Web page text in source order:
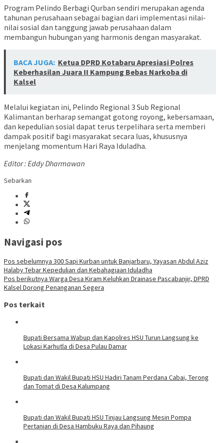
Program Pelindo Berbagi Qurban sendiri merupakan agenda
tahunan perusahaan sebagai bagian dari implementasi nilai-
nilai sosial dan tanggung jawab perusahaan dalam
membangun hubungan yang harmonis dengan masyarakat.
BACA JUGA: Ketua DPRD Kotabaru Apresiasi Polres
Keberhasilan Juara II Kampung Bebas Narkoba di
Kalsel
Melalui kegiatan ini, Pelindo Regional 3 Sub Regional
Kalimantan berharap semangat gotong royong, kebersamaan,
dan kepedulian sosial dapat terus terpelihara serta memberi
dampak positif bagi masyarakat secara luas, khususnya
menjelang momentum Hari Raya Iduladha.
Editor : Eddy Dharmawan
Sebarkan
Navigasi pos
Pos sebelumnya 300 Sapi Kurban untuk Banjarbaru, Yayasan Abdul Aziz
Halaby Tebar Kepedulian dan Kebahagiaan Iduladha
Pos berikutnya Warga Desa Kiram Keluhkan Drainase Pascabanjir, DPRD
Kalsel Dorong Penanganan Segera
Pos terkait
Bupati Bersama Wabup dan Kapolres HSU Turun Langsung ke
Lokasi Karhutla di Desa Pulau Damar
Bupati dan Wakil Bupati HSU Hadiri Tanam Perdana Cabai, Terong
dan Tomat di Desa Kalumpang
Bupati dan Wakil Bupati HSU Tinjau Langsung Mesin Pompa
Pertanian di Desa Hambuku Raya dan Pihaung